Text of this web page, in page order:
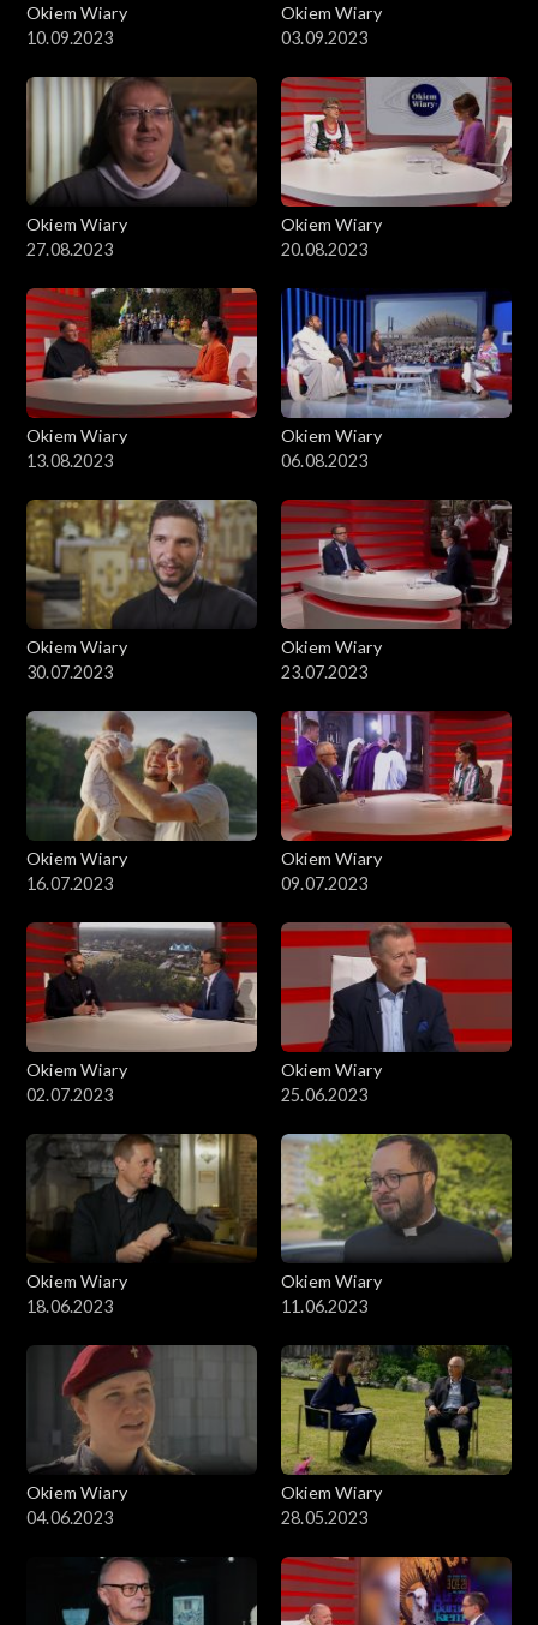
Okiem Wiary
10.09.2023
Okiem Wiary
03.09.2023
Okiem Wiary
27.08.2023
Okiem Wiary
20.08.2023
Okiem Wiary
13.08.2023
Okiem Wiary
06.08.2023
Okiem Wiary
30.07.2023
Okiem Wiary
23.07.2023
Okiem Wiary
16.07.2023
Okiem Wiary
09.07.2023
Okiem Wiary
02.07.2023
Okiem Wiary
25.06.2023
Okiem Wiary
18.06.2023
Okiem Wiary
11.06.2023
Okiem Wiary
04.06.2023
Okiem Wiary
28.05.2023